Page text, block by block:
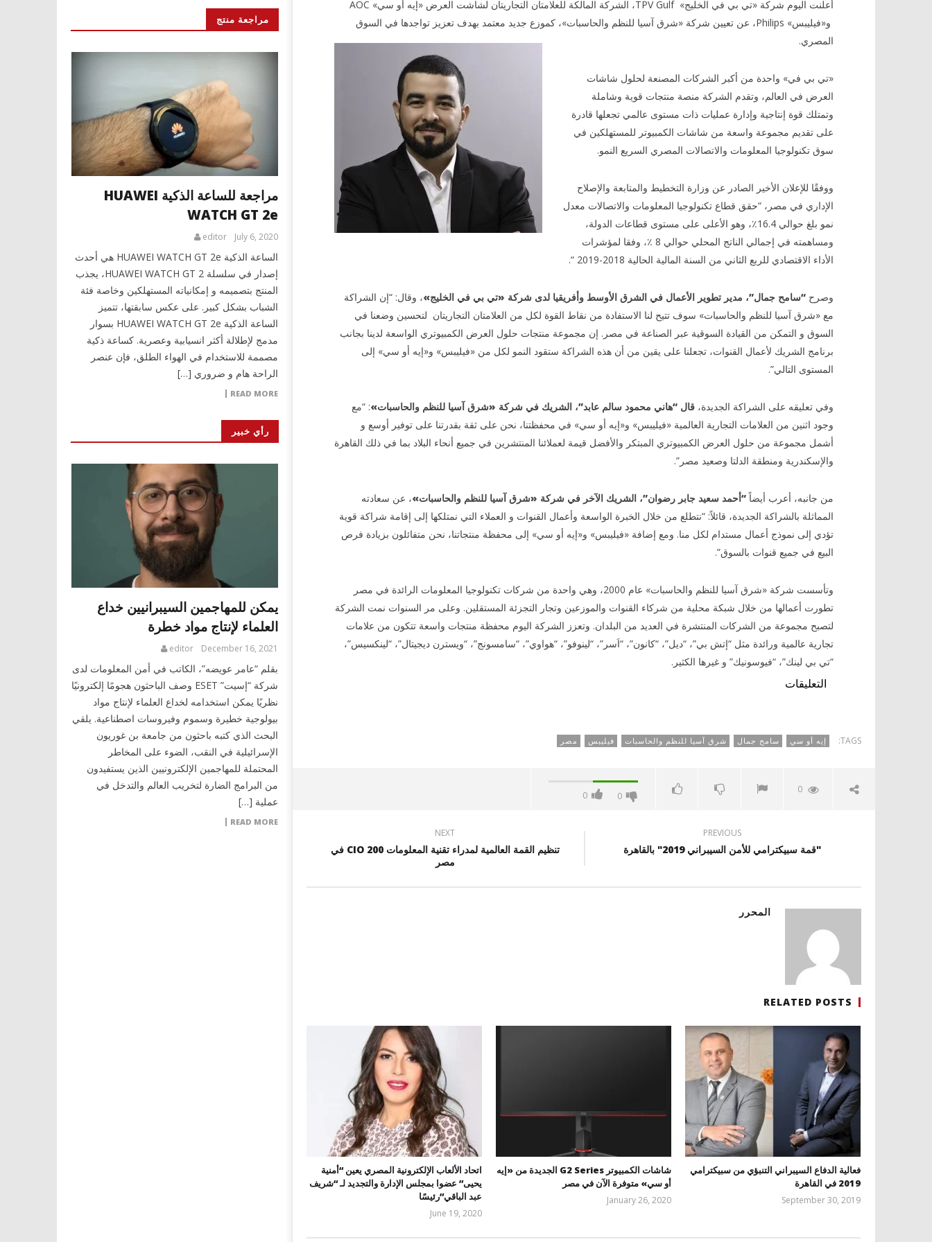
NOW VIEWING
«شرق آسيا للنظم والحاسبات» موزعاً
لشاشات «فيليبس» و«إيه أو سي» في مصر
June
المحرر
y hierro. Cubierta rectangular,
fuste liso y soportes en roleo.
Decorada con elementos
orgánicos. for sale at auction on
2nd May Morton Subastas
30,
Casinos Deutschland
June
2019
أعلنت اليوم شركة «تي بي في الخليج» TPV Gulf، الشركة المالكة للعلامتان التجاريتان لشاشت العرض «إيه أو سي» AOC
و«فيليبس» Philips، عن تعيين شركة «شرق آسيا للنظم والحاسبات»، كموزع جديد معتمد بهدف تعزيز تواجدها في السوق
المصري.
«تي بي في» واحدة من أكبر الشركات المصنعة لحلول شاشات
العرض في العالم، وتقدم الشركة منصة منتجات قوية وشاملة
وتمتلك قوة إنتاجية وإدارة عمليات ذات مستوى عالمي تجعلها قادرة
على تقديم مجموعة واسعة من شاشات الكمبيوتر للمستهلكين في
سوق تكنولوجيا المعلومات والاتصالات المصري السريع النمو.
ووفقًا للإعلان الأخير الصادر عن وزارة التخطيط والمتابعة والإصلاح
الإداري في مصر، “حقق قطاع تكنولوجيا المعلومات والاتصالات معدل
نمو بلغ حوالي 16.4٪، وهو الأعلى على مستوى قطاعات الدولة،
ومساهمته في إجمالي الناتج المحلي حوالي 8 ٪، وفقا لمؤشرات
الأداء الاقتصادي للربع الثاني من السنة المالية الحالية 2018-2019 “.
وصرح“سامح جمال”، مدير تطوير الأعمال في الشرق الأوسط وأفريقيا لدى شركة «تي بي في الخليج»، وقال: “إن الشراكة
مع «شرق آسيا للنظم والحاسبات» سوف تتيح لنا الاستفادة من نقاط القوة لكل من العلامتان التجاريتان لتحسين وضعنا في
السوق و التمكن من القيادة السوقية عبر الصناعة في مصر. إن مجموعة منتجات حلول العرض الكمبيوتري الواسعة لدينا بجانب
برنامج الشريك لأعمال القنوات، تجعلنا على يقين من أن هذه الشراكة ستقود النمو لكل من «فيليبس» و«إيه أو سي» إلى
المستوى التالي”.
وفي تعليقه على الشراكة الجديدة،قال “هاني محمود سالم عابد”، الشريك في شركة «شرق آسيا للنظم والحاسبات»: “مع
وجود اثنين من العلامات التجارية العالمية «فيليبس» و«إيه أو سي» في محفظتنا، نحن على ثقة بقدرتنا على توفير أوسع و
أشمل مجموعة من حلول العرض الكمبيوتري المبتكر والأفضل قيمة لعملائنا المنتشرين في جميع أنحاء البلاد بما في ذلك القاهرة
والإسكندرية ومنطقة الدلتا وصعيد مصر”.
من جانبه، أعرب أيضاً“أحمد سعيد جابر رضوان”، الشريك الآخر في شركة «شرق آسيا للنظم والحاسبات»، عن سعادته
المماثلة بالشراكة الجديدة، قائلاً: “نتطلع من خلال الخبرة الواسعة وأعمال القنوات و العملاء التي نمتلكها إلى إقامة شراكة قوية
تؤدي إلى نموذج أعمال مستدام لكل منا. ومع إضافة «فيليبس» و«إيه أو سي» إلى محفظة منتجاتنا، نحن متفائلون بزيادة فرص
البيع في جميع قنوات بالسوق”.
وتأسست شركة «شرق آسيا للنظم والحاسبات» عام 2000، وهي واحدة من شركات تكنولوجيا المعلومات الرائدة في مصر
تطورت أعمالها من خلال شبكة محلية من شركاء القنوات والموزعين وتجار التجزئة المستقلين. وعلى مر السنوات نمت الشركة
لتصبح مجموعة من الشركات المنتشرة في العديد من البلدان. وتعزز الشركة اليوم محفظة منتجات واسعة تتكون من علامات
تجارية عالمية ورائدة مثل “إتش بي”، “ديل”، “كانون”، “اَسر”، “لينوفو”، “هواوي”، “سامسونج”، “ويسترن ديجيتال”، “لينكسيس”،
“تي بي لينك”، “فيوسونيك” و غيرها الكثير.
التعليقات
TAGS: إيه أو سي سامح جمال شرق آسيا للنظم والحاسبات فيليبس مصر
0
0 0
PREVIOUS
"قمة سبيكترامي للأمن السيبراني 2019" بالقاهرة
NEXT
تنظيم القمة العالمية لمدراء تقنية المعلومات CIO 200 في
مصر
المحرر
RELATED POSTS
اتحاد الألعاب الإلكترونية المصري يعين “أمنية
يحيى” عضوا بمجلس الإدارة والتجديد لـ “شريف
عبد الباقي”رئيسًا
June 19, 2020
شاشات الكمبيوتر G2 Series الجديدة من «إيه
أو سي» متوفرة الآن في مصر
January 26, 2020
فعالية الدفاع السيبراني التنبؤي من سبيكترامي
2019 في القاهرة
September 30, 2019
مراجعة منتج
مراجعة للساعة الذكية HUAWEI
WATCH GT 2e
July 6, 2020
editor
الساعة الذكية HUAWEI WATCH GT 2e هي أحدث
إصدار في سلسلة HUAWEI WATCH GT 2، يجذب
المنتج بتصميمه و إمكانياته المستهلكين وخاصة فئة
الشباب بشكل كبير. على عكس سابقتها، تتميز
الساعة الذكية HUAWEI WATCH GT 2e بسوار
مدمج لإطلالة أكثر انسيابية وعصرية. كساعة ذكية
مصممة للاستخدام في الهواء الطلق، فإن عنصر
الراحة هام و ضروري […]
READ MORE
رأي خبير
يمكن للمهاجمين السيبرانيين خداع
العلماء لإنتاج مواد خطرة
December 16, 2021
editor
بقلم “عامر عويضه”، الكاتب في أمن المعلومات لدى
شركة “إسيت” ESET وصف الباحثون هجومًا إلكترونيًا
نظريًا يمكن استخدامه لخداع العلماء لإنتاج مواد
بيولوجية خطيرة وسموم وفيروسات اصطناعية. يلقي
البحث الذي كتبه باحثون من جامعة بن غوريون
الإسرائيلية في النقب، الضوء على المخاطر
المحتملة للمهاجمين الإلكترونيين الذين يستفيدون
من البرامج الضارة لتخريب العالم والتدخل في
عملية […]
READ MORE